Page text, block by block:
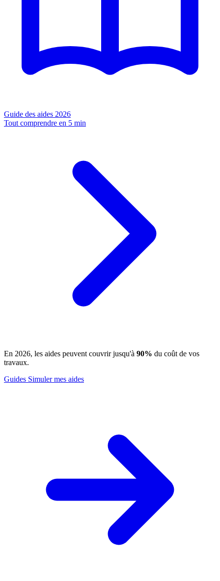
Guide des aides 2026
Tout comprendre en 5 min
En 2026, les aides peuvent couvrir jusqu'à 90% du coût de vos
travaux.
Guides Simuler mes aides